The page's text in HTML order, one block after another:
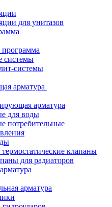
для унитазов
системы
системы
арматура
арматура
для воды
потребительные
клапаны
для радиаторов
арматура